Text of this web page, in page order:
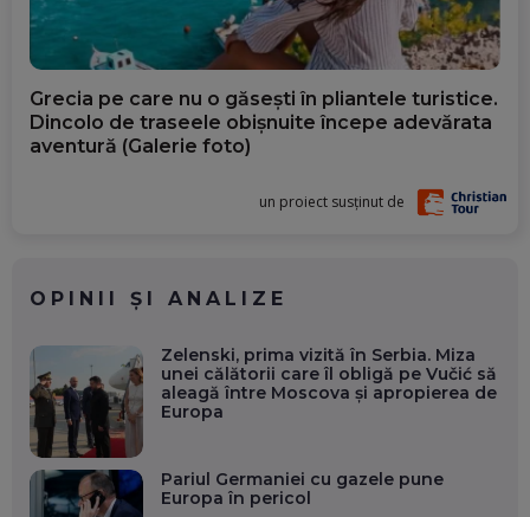
Grecia pe care nu o găsești în pliantele turistice.
Dincolo de traseele obișnuite începe adevărata
aventură (Galerie foto)
un proiect susținut de
OPINII ȘI ANALIZE
Zelenski, prima vizită în Serbia. Miza
unei călătorii care îl obligă pe Vučić să
aleagă între Moscova și apropierea de
Europa
Pariul Germaniei cu gazele pune
Europa în pericol